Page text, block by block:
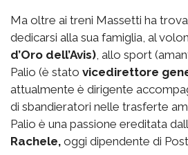
Ma oltre ai treni Massetti ha
dedicarsi alla sua famiglia, al
d’Oro dell’Avis) , allo sport
Palio (è stato vicedirettore
attualmente è dirigente
di sbandieratori nelle trasferte
Palio è una passione ereditata
Rachele, oggi dipendente di